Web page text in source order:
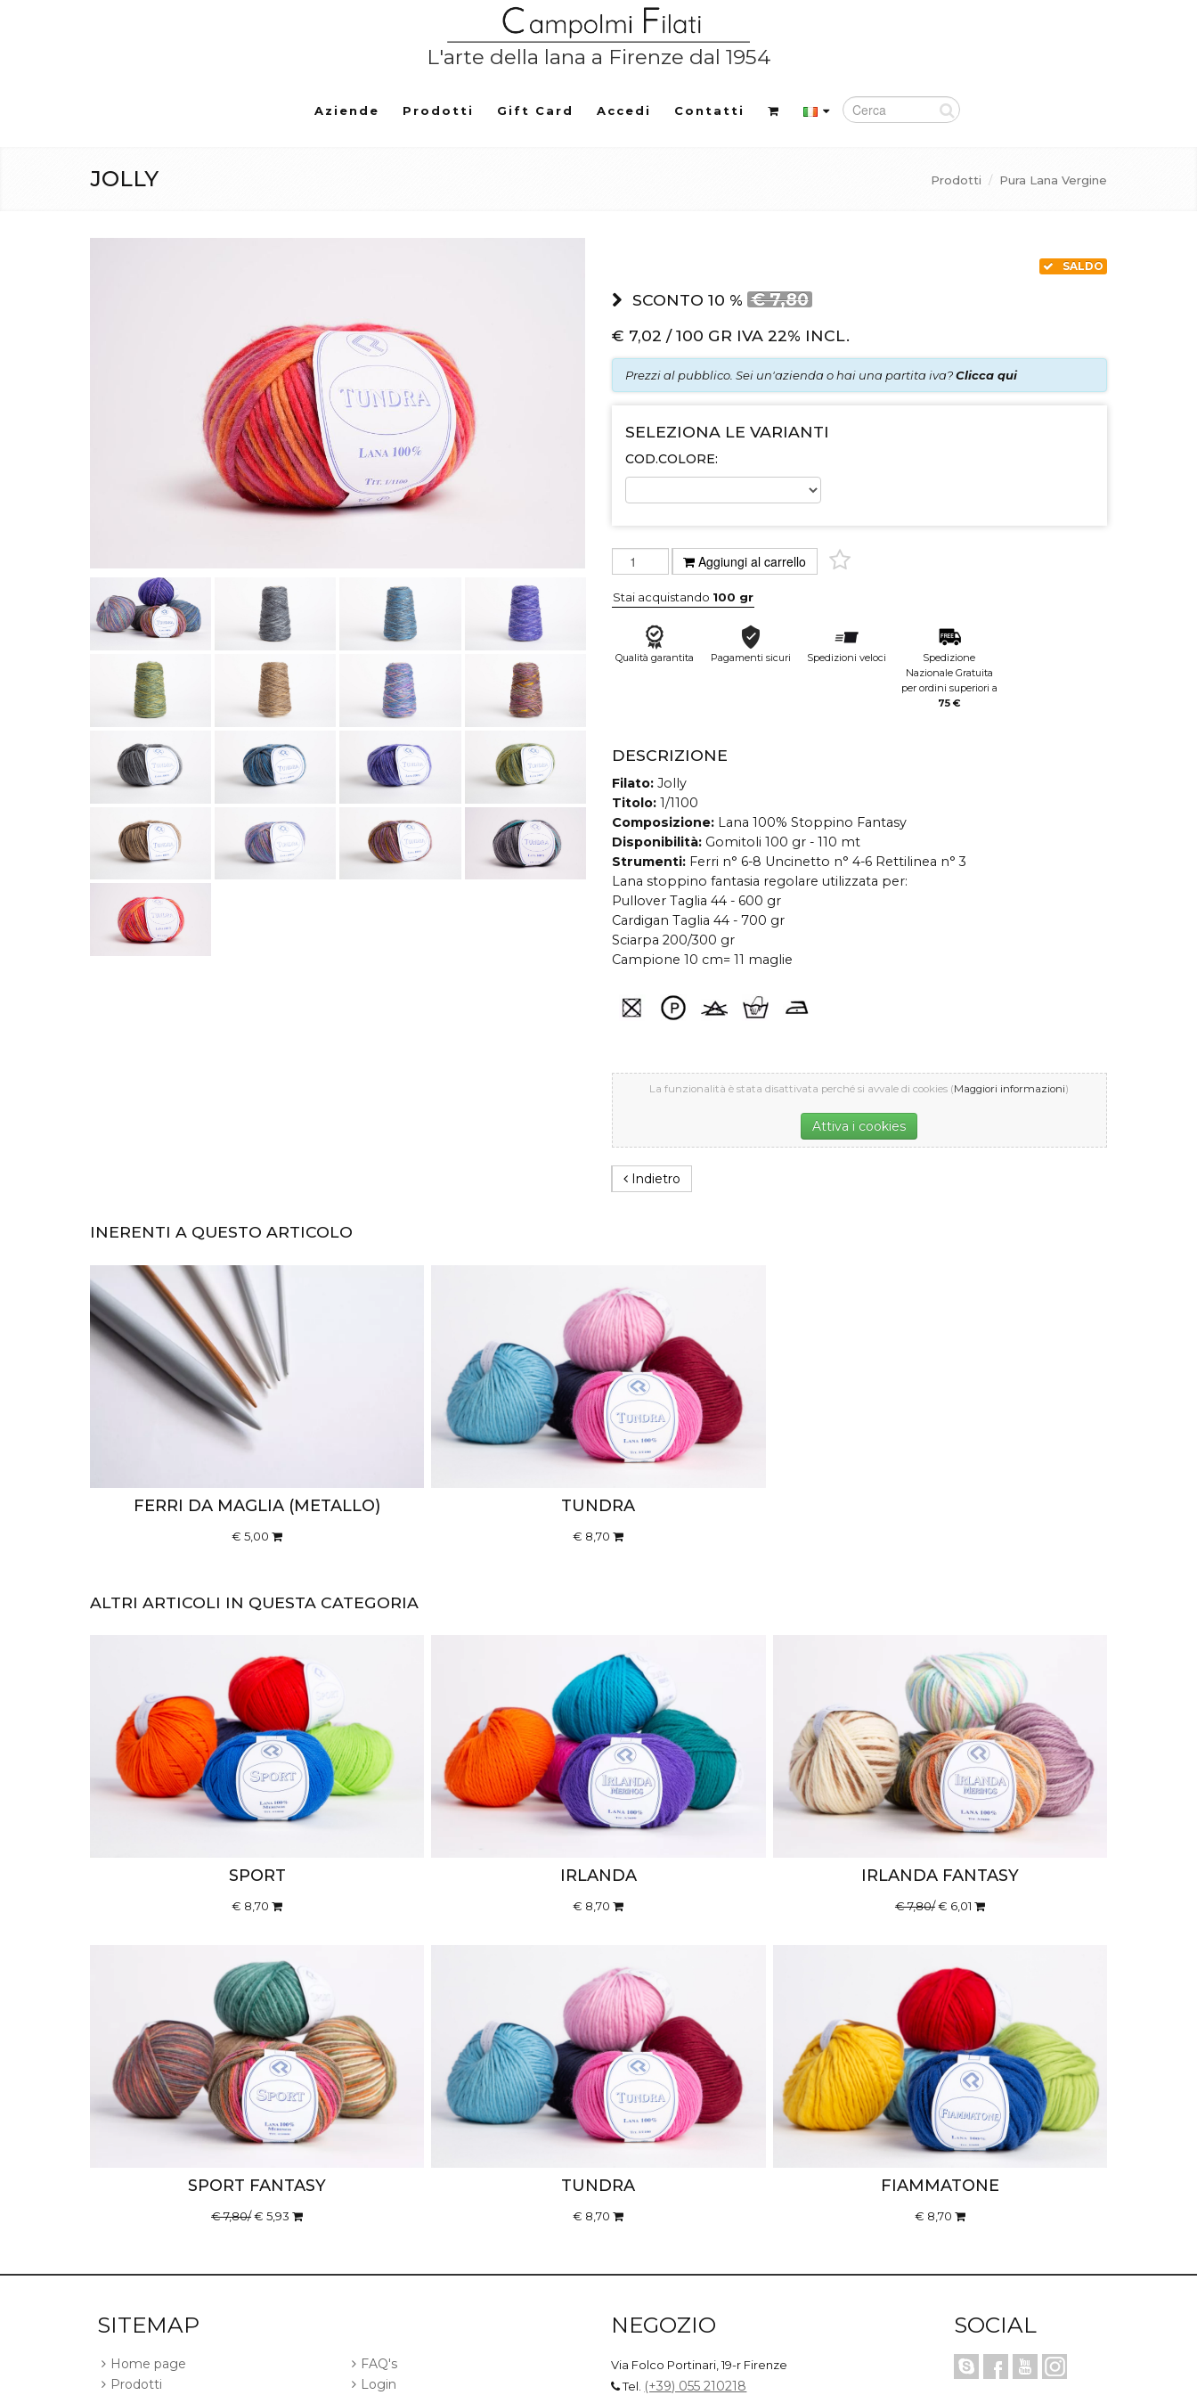
L'arte della lana a Firenze dal 1954
Aziende Prodotti Gift Card Accedi Contatti
JOLLY Prodotti / Pura Lana Vergine
SALDO
SCONTO 10 % € 7,80
€ 7,02 / 100 GR IVA 22% INCL.
Prezzi al pubblico. Sei un'azienda o hai una partita iva?Clicca qui
SELEZIONA LE VARIANTI
COD.COLORE:
Aggiungi al carrello
Stai acquistando 100 gr
Qualità garantita Pagamenti sicuri Spedizioni veloci
Spedizione
Nazionale Gratuita
per ordini superiori a
75 €
DESCRIZIONE
Filato:Jolly
Titolo:1/1100
Composizione:Lana 100% Stoppino Fantasy
Disponibilità:Gomitoli 100 gr - 110 mt
Strumenti:Ferri n° 6-8 Uncinetto n° 4-6 Rettilinea n° 3
Lana stoppino fantasia regolare utilizzata per:
Pullover Taglia 44 - 600 gr
Cardigan Taglia 44 - 700 gr
Sciarpa 200/300 gr
Campione 10 cm= 11 maglie
La funzionalità è stata disattivata perché si avvale di cookies (Maggiori informazioni)
Attiva i cookies
Indietro
INERENTI A QUESTO ARTICOLO
FERRI DA MAGLIA (METALLO)
€ 5,00
TUNDRA
€ 8,70
ALTRI ARTICOLI IN QUESTA CATEGORIA
SPORT
€ 8,70
IRLANDA
€ 8,70
IRLANDA FANTASY
€ 7,80/€ 6,01
SPORT FANTASY
€ 7,80/€ 5,93
TUNDRA
€ 8,70
FIAMMATONE
€ 8,70
SITEMAP
Home page
Prodotti
FAQ's
Login
NEGOZIO
Via Folco Portinari, 19-r Firenze
Tel. (+39) 055 210218
SOCIAL